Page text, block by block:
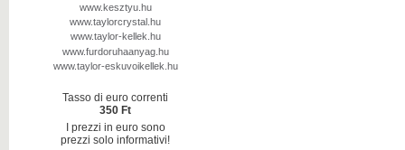
www.kesztyu.hu
www.taylorcrystal.hu
www.taylor-kellek.hu
www.furdoruhaanyag.hu
www.taylor-eskuvoikellek.hu
Tasso di euro correnti
350 Ft
I prezzi in euro sono
prezzi solo informativi!